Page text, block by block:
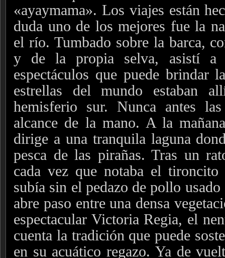
«ayaymama». Los viajes están
duda uno de los mejores fue la
el río. Tumbado sobre la barca,
y de la propia selva, asistí a
espectáculos que puede brindar
estrellas del mundo estaban
hemisferio sur. Nunca antes
alcance de la mano. A la
dirige a una tranquila laguna
pesca de las pirañas. Tras un
cada vez que notaba el
subía sin el pedazo de pollo
abre paso entre una densa
espectacular Victoria Regia, el
cuenta la tradición que puede
en su acuático regazo. Ya de